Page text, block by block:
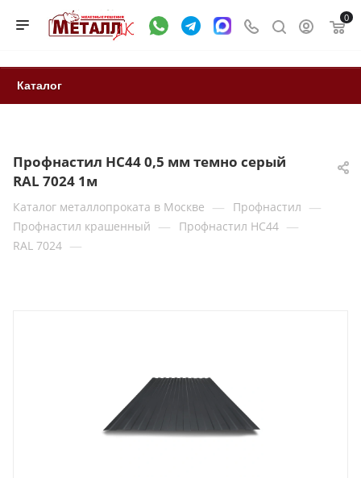
0
Каталог
Профнастил НС44 0,5 мм темно серый
RAL 7024 1м
Каталог металлопроката в Москве — Профнастил —
Профнастил крашенный — Профнастил НС44 —
RAL 7024 —